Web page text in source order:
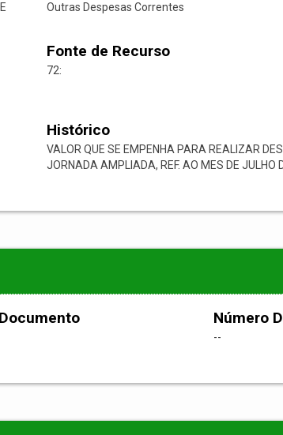
Outras Despesas Correntes
Fonte de Recurso
72:
Histórico
VALOR QUE SE EMPENHA PARA REALIZAR
JORNADA AMPLIADA, REF. AO MES DE JULHO
Número
--